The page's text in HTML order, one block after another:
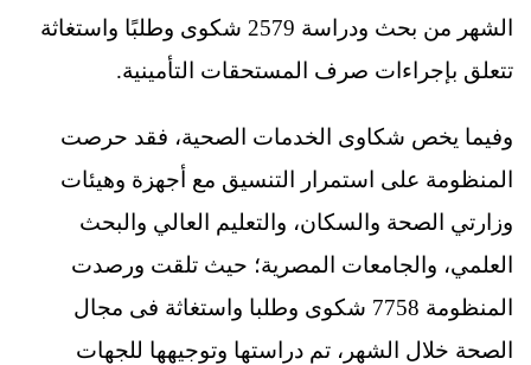
الشهر من بحث ودراسة 2579 شكوى وطلبًا واستغاثة
تتعلق بإجراءات صرف المستحقات التأمينية.
وفيما يخص شكاوى الخدمات الصحية، فقد حرصت
المنظومة على استمرار التنسيق مع أجهزة وهيئات
وزارتي الصحة والسكان، والتعليم العالي والبحث
العلمي، والجامعات المصرية؛ حيث تلقت ورصدت
المنظومة 7758 شكوى وطلبا واستغاثة فى مجال
الصحة خلال الشهر، تم دراستها وتوجيهها للجهات